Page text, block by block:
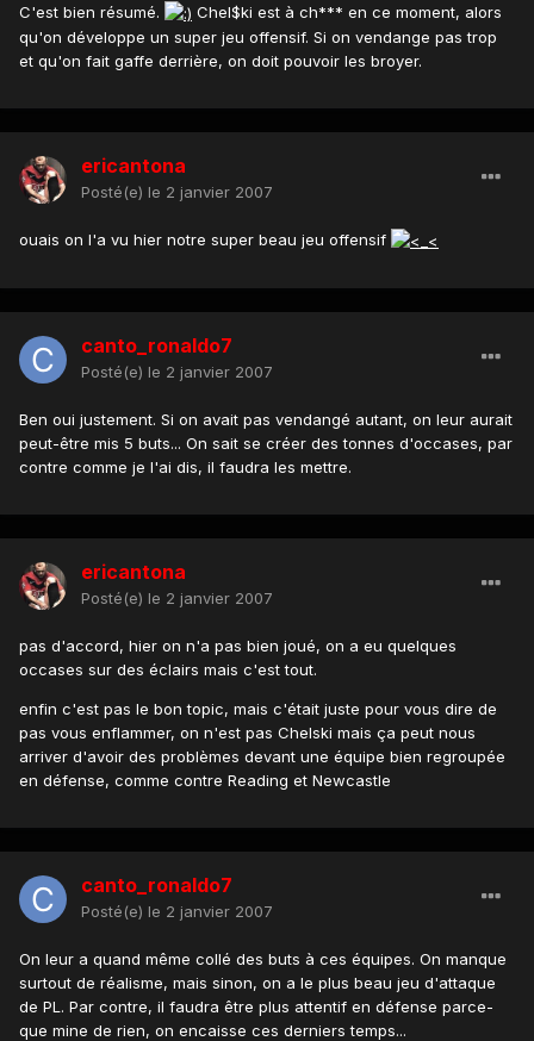
C'est bien résumé.
Chel$ki est à ch*** en ce moment, alors
qu'on développe un super jeu offensif. Si on vendange pas trop
et qu'on fait gaffe derrière, on doit pouvoir les broyer.
ericantona
Posté(e) le 2 janvier 2007
ouais on l'a vu hier notre super beau jeu offensif
canto_ronaldo7
Posté(e) le 2 janvier 2007
Ben oui justement. Si on avait pas vendangé autant, on leur aurait
peut-être mis 5 buts... On sait se créer des tonnes d'occases, par
contre comme je l'ai dis, il faudra les mettre.
ericantona
Posté(e) le 2 janvier 2007
pas d'accord, hier on n'a pas bien joué, on a eu quelques
occases sur des éclairs mais c'est tout.
enfin c'est pas le bon topic, mais c'était juste pour vous dire de
pas vous enflammer, on n'est pas Chelski mais ça peut nous
arriver d'avoir des problèmes devant une équipe bien regroupée
en défense, comme contre Reading et Newcastle
canto_ronaldo7
Posté(e) le 2 janvier 2007
On leur a quand même collé des buts à ces équipes. On manque
surtout de réalisme, mais sinon, on a le plus beau jeu d'attaque
de PL. Par contre, il faudra être plus attentif en défense parce-
que mine de rien, on encaisse ces derniers temps...